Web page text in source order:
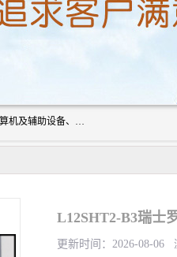
厦门欣锐仪器仪表有限公司成立于2006年，位于厦门市湖里区。公司主营五金产品、电气设备、计算机及辅助设备、通讯设备的批发与零售，同时涉及乐器、照相器材等文化用品的销售。此外，公司还提供通用设备、电气设备、仪器仪表的修理服务，以及信息系统集成、信息技术咨询、数据处理和存储等技术支持。公司致力于为客户提供全面的产品和服务，满足多样化的市场需求。
L12SHT2-B3瑞士
更新时间：2026-08-06